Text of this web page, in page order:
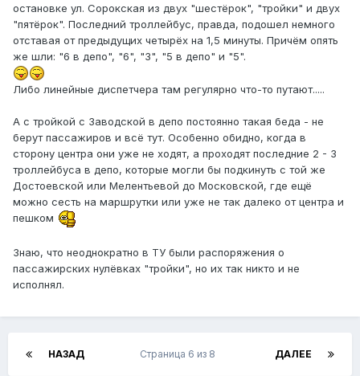
остановке ул. Сорокская из двух "шестёрок", "тройки" и двух
"пятёрок". Последний троллейбус, правда, подошел немного
отставая от предыдущих четырёх на 1,5 минуты. Причём опять
же шли: "6 в депо", "6", "3", "5 в депо" и "5".
Либо линейные диспетчера там регулярно что-то путают.....
А с тройкой с Заводской в депо постоянно такая беда - не
берут пассажиров и всё тут. Особенно обидно, когда в
сторону центра они уже не ходят, а проходят последние 2 - 3
троллейбуса в депо, которые могли бы подкинуть с той же
Достоевской или Мелентьевой до Московской, где ещё
можно сесть на маршрутки или уже не так далеко от центра и
пешком
Знаю, что неоднократно в ТУ были распоряжения о
пассажирских нулёвках "тройки", но их так никто и не
исполнял.
НАЗАД ДАЛЕЕ
Страница 6 из 8